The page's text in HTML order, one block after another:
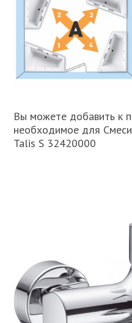
Вы можете добавить к
необходимое для
Talis S 32420000